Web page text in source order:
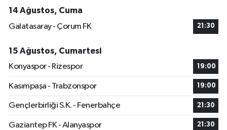
14 Ağustos, Cuma
Galatasaray - Çorum FK
21:30
15 Ağustos, Cumartesi
Konyaspor - Rizespor
19:00
Kasımpaşa - Trabzonspor 19:00
Gençlerbirliği S.K. - Fenerbahçe 21:30
Gaziantep FK - Alanyaspor 21:30